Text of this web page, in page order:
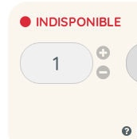
INDISPONIBLE